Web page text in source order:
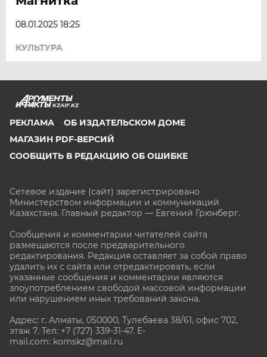
08.01.2025 18:25
КУЛЬТУРА
KZAIF.KZ
РЕКЛАМА
ОБ ИЗДАТЕЛЬСКОМ ДОМЕ
МАГАЗИН PDF-ВЕРСИЙ
СООБЩИТЬ В РЕДАКЦИЮ ОБ ОШИБКЕ
Сетевое издание (сайт) зарегистрировано
Министерством информации и коммуникаций
Казахстана. Главный редактор — Евгений Грюнберг.
Сообщения и комментарии читателей сайта
размещаются после предварительного
редактирования. Редакция оставляет за собой право
удалить их с сайта или отредактировать, если
указанные сообщения и комментарии являются
злоупотреблением свободой массовой информации
или нарушением иных требований закона.
Адрес: г. Алматы, 050000, Тулебаева 38/61, офис 702,
этаж 7. Тел: +7 (727) 339-31-47. E-
mail.com: komskz@mail.ru